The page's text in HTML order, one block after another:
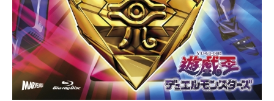
もちだたけし音楽：サーフコースタ
ーズ 岩崎琢音楽監督：児玉隆アニ
メーション制作：スタジオディーン
主題歌OP...